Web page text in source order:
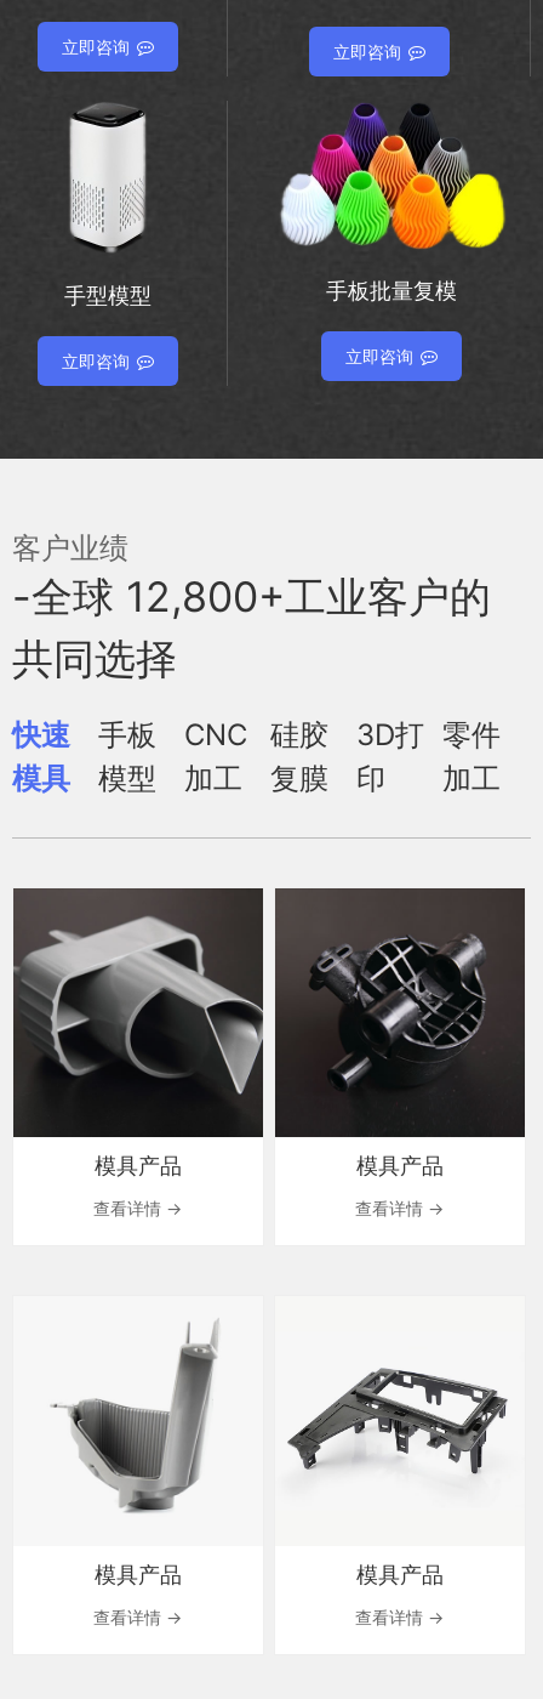
立即咨询 立即咨询
手型模型
立即咨询
手板批量复模
立即咨询
客户业绩
-全球 12,800+工业客户的
共同选择
快速
模具
手板
模型
CNC
加工
硅胶
复膜
3D打
印
零件
加工
模具产品
查看详情 →
模具产品
查看详情 →
模具产品
查看详情 →
模具产品
查看详情 →